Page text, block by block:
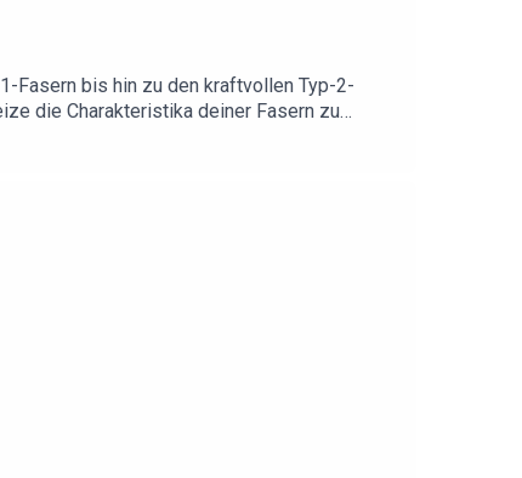
Fasern bis hin zu den kraftvollen Typ-2-
die Charakteristika deiner Fasern zu
du hier bei uns, kompakt verpackt.Foto:
bei LAPONDO 20% auf alle